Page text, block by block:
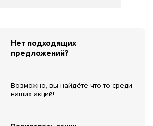
Нет подходящих
предложений?
Возможно, вы найдёте что-то среди
наших акций!